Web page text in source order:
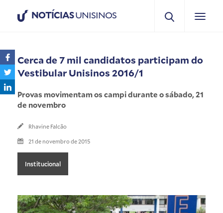
NOTÍCIASUNISINOS
Cerca de 7 mil candidatos participam do
Vestibular Unisinos 2016/1
Provas movimentam os campi durante o sábado, 21
de novembro
Rhavine Falcão
21 de novembro de 2015
Institucional